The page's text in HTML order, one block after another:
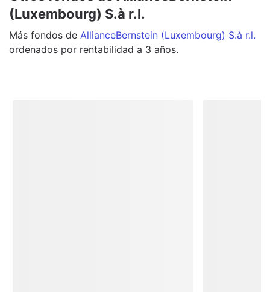
(Luxembourg) S.à r.l.
Más fondos de AllianceBernstein (Luxembourg) S.à r.l.
ordenados por rentabilidad a 3 años.